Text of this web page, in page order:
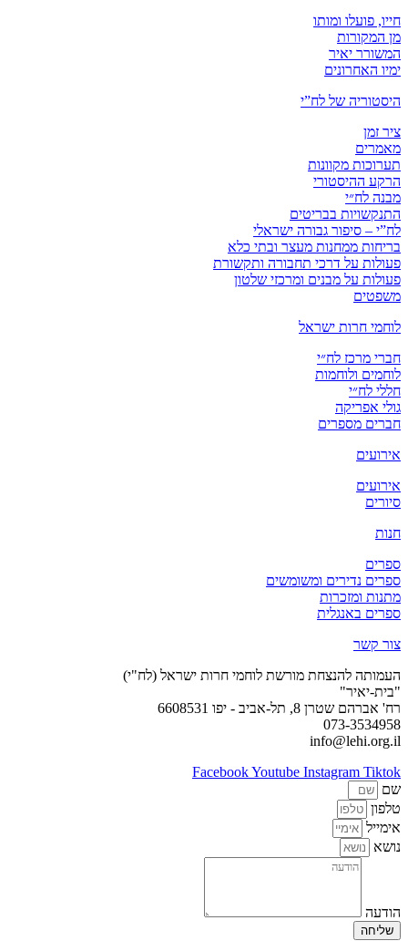
חייו, פועלו ומותו
מן המקורות
המשורר יאיר
ימיו האחרונים
היסטוריה של לח”י
ציר זמן
מאמרים
תערוכות מקוונות
הרקע ההיסטורי
מבנה לח״י
התנקשויות בבריטים
לח”י – סיפור גבורה ישראלי
בריחות ממחנות מעצר ובתי כלא
פעולות על דרכי תחבורה ותקשורת
פעולות על מבנים ומרכזי שלטון
משפטים
לוחמי חרות ישראל
חברי מרכז לח״י
לוחמים ולוחמות
חללי לח״י
גולי אפריקה
חברים מספרים
אירועים
אירועים
סיורים
חנות
ספרים
ספרים נדירים ומשומשים
מתנות ומזכרות
ספרים באנגלית
צור קשר
העמותה להנצחת מורשת לוחמי חרות ישראל (לח"י)
"בית-יאיר"
רח' אברהם שטרן 8, תל-אביב - יפו 6608531
073-3534958
info@lehi.org.il
FacebookYoutube Instagram Tiktok
שם
טלפון
אימייל
נושא
הודעה
שליחה